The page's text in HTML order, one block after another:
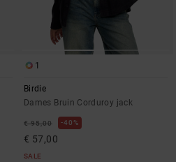
1
Birdie
Dames Bruin Corduroy jack
€ 95,00 40%
€ 57,00
SALE